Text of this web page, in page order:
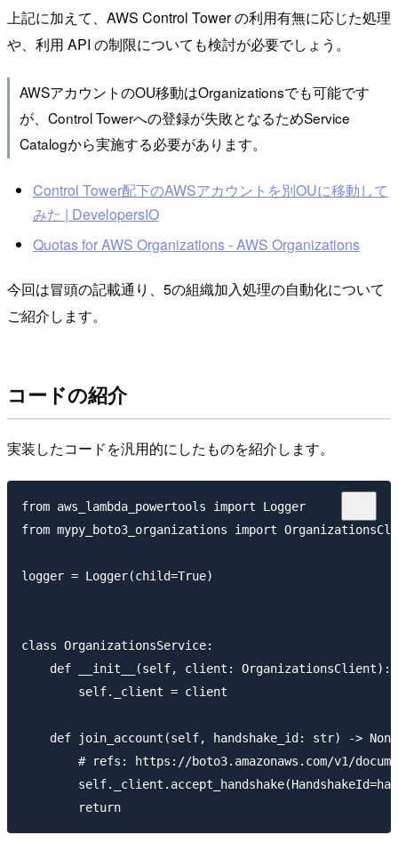
上記に加えて、AWS Control Tower の利用有無に応じた処理
や、利用 API の制限についても検討が必要でしょう。
AWSアカウントのOU移動はOrganizationsでも可能です
が、Control Towerへの登録が失敗となるためService
Catalogから実施する必要があります。
Control Tower配下のAWSアカウントを別OUに移動して
みた | DevelopersIO
Quotas for AWS Organizations - AWS Organizations
今回は冒頭の記載通り、5の組織加入処理の自動化について
ご紹介します。
コードの紹介
実装したコードを汎用的にしたものを紹介します。
from aws_lambda_powertools import Logger
from mypy_boto3_organizations import
logger = Logger(child=True)
class OrganizationsService:
    def __init__(self, client: OrganizationsClient):
        self._client = client
def join_account(self, handshake_id: str) ->
# refs: https://boto3.amazonaws.com/v1/